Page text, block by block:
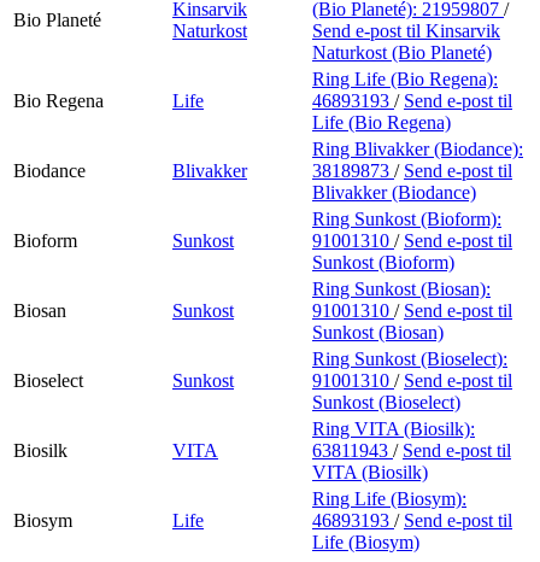
Bio Planeté
Kinsarvik
Naturkost
(Bio Planeté): 21959807 /
Send e-post til Kinsarvik
Naturkost (Bio Planeté)
Bio Regena Life
Ring Life (Bio Regena):
46893193 / Send e-post til
Life (Bio Regena)
Biodance Blivakker
Ring Blivakker (Biodance):
38189873 / Send e-post til
Blivakker (Biodance)
Bioform Sunkost
Ring Sunkost (Bioform):
91001310 / Send e-post til
Sunkost (Bioform)
Biosan Sunkost
Ring Sunkost (Biosan):
91001310 / Send e-post til
Sunkost (Biosan)
Bioselect Sunkost
Ring Sunkost (Bioselect):
91001310 / Send e-post til
Sunkost (Bioselect)
Biosilk VITA
Ring VITA (Biosilk):
63811943 / Send e-post til
VITA (Biosilk)
Biosym Life
Ring Life (Biosym):
46893193 / Send e-post til
Life (Biosym)